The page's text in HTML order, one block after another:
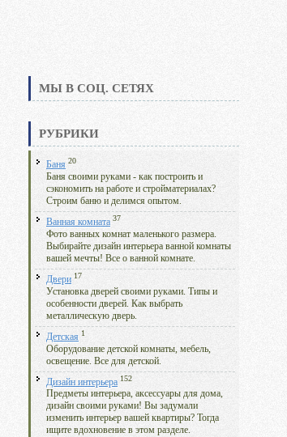
МЫ В СОЦ. СЕТЯХ
РУБРИКИ
Баня 20
Баня своими руками - как построить и
сэкономить на работе и стройматериалах?
Строим баню и делимся опытом.
Ванная комната 37
Фото ванных комнат маленького размера.
Выбирайте дизайн интерьера ванной комнаты
вашей мечты! Все о ванной комнате.
Двери 17
Установка дверей своими руками. Типы и
особенности дверей. Как выбрать
металлическую дверь.
Детская 1
Оборудование детской комнаты, мебель,
освещение. Все для детской.
Дизайн интерьера 152
Предметы интерьера, аксессуары для дома,
дизайн своими руками! Вы задумали
изменить интерьер вашей квартиры? Тогда
ищите вдохновение в этом разделе.